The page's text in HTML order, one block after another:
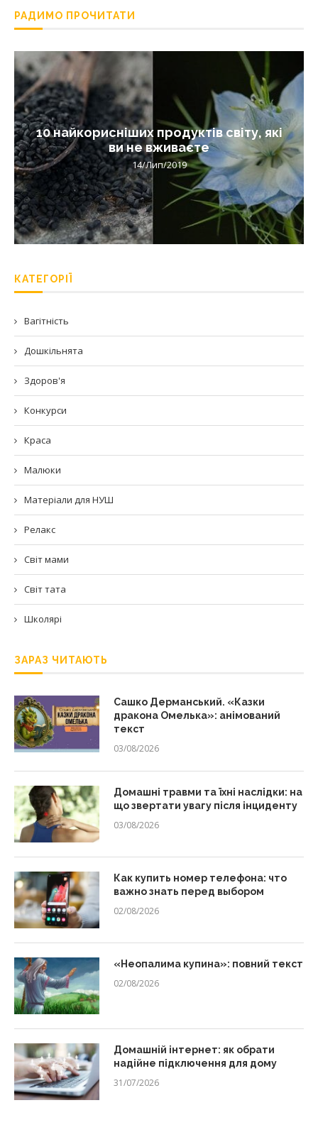
РАДИМО ПРОЧИТАТИ
10 найкорисніших продуктів світу, які
ви не вживаєте
14/Лип/2019
КАТЕГОРІЇ
Вагітність
Дошкільнята
Здоров'я
Конкурси
Краса
Малюки
Матеріали для НУШ
Релакс
Світ мами
Світ тата
Школярі
ЗАРАЗ ЧИТАЮТЬ
Сашко Дерманський. «Казки
дракона Омелька»: анімований
текст
03/08/2026
Домашні травми та їхні наслідки: на
що звертати увагу після інциденту
03/08/2026
Как купить номер телефона: что
важно знать перед выбором
02/08/2026
«Неопалима купина»: повний текст
02/08/2026
Домашній інтернет: як обрати
надійне підключення для дому
31/07/2026